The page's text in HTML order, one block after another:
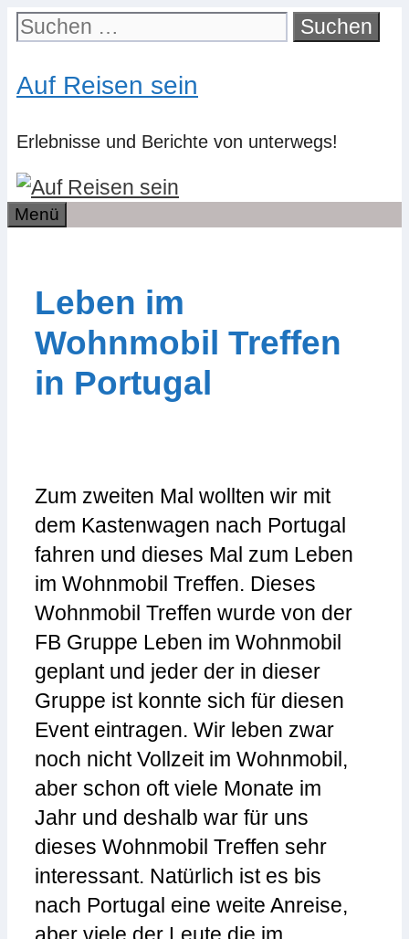
Zum
Inhalt
springen
Suchen
Auf Reisen sein
Erlebnisse und Berichte von unterwegs!
Menü
Leben im
Wohnmobil Treffen
in Portugal
Zum zweiten Mal wollten wir mit
dem Kastenwagen nach Portugal
fahren und dieses Mal zum Leben
im Wohnmobil Treffen. Dieses
Wohnmobil Treffen wurde von der
FB Gruppe Leben im Wohnmobil
geplant und jeder der in dieser
Gruppe ist konnte sich für diesen
Event eintragen. Wir leben zwar
noch nicht Vollzeit im Wohnmobil,
aber schon oft viele Monate im
Jahr und deshalb war für uns
dieses Wohnmobil Treffen sehr
interessant. Natürlich ist es bis
nach Portugal eine weite Anreise,